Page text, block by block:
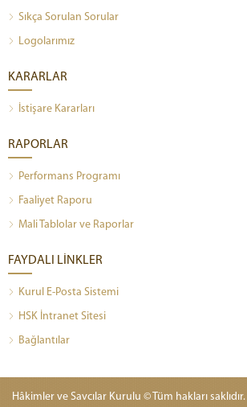
Sıkça Sorulan Sorular
Logolarımız
KARARLAR
İstişare Kararları
RAPORLAR
Performans Programı
Faaliyet Raporu
Mali Tablolar ve Raporlar
FAYDALI LİNKLER
Kurul E-Posta Sistemi
HSK İntranet Sitesi
Bağlantılar
Hâkimler ve Savcılar Kurulu © Tüm hakları saklıdır.